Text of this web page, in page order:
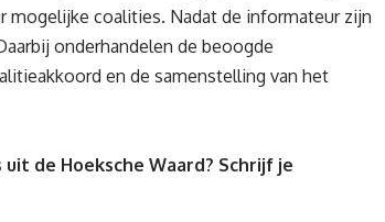
mogelijke coalities. Nadat de informateur zijn
onderhandelen de beoogde
en de samenstelling van het
de Hoeksche Waard? Schrijf je